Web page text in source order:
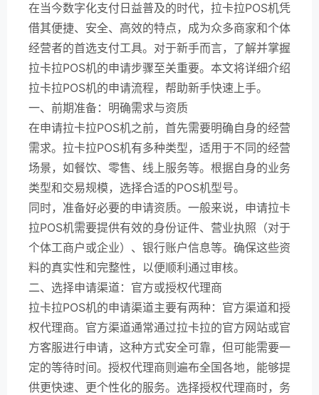
在当今数字化支付日益普及的时代，拉卡拉POS机凭
借其便捷、安全、高效的特点，成为众多商家和个体
经营者的首选支付工具。对于新手而言，了解并掌握
拉卡拉POS机的申请步骤至关重要。本文将详细介绍
拉卡拉POS机的申请流程，帮助新手快速上手。
一、前期准备：明确需求与资质
在申请拉卡拉POS机之前，首先需要明确自身的经营
需求。拉卡拉POS机有多种类型，适用于不同的经营
场景，如餐饮、零售、线上服务等。根据自身的业务
类型和交易规模，选择合适的POS机型号。
同时，准备好必要的申请资质。一般来说，申请拉卡
拉POS机需要提供有效的身份证件、营业执照（对于
个体工商户或企业）、银行账户信息等。确保这些资
料的真实性和完整性，以便顺利通过审核。
二、选择申请渠道：官方或授权代理商
拉卡拉POS机的申请渠道主要有两种：官方渠道和授
权代理商。官方渠道通常通过拉卡拉的官方网站或官
方客服进行申请，这种方式安全可靠，但可能需要一
定的等待时间。授权代理商则遍布全国各地，能够提
供更快速、更个性化的服务。选择授权代理商时，务